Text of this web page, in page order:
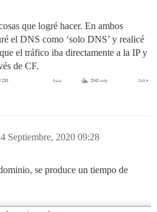
que logré hacer. En ambos
el DNS como ‘solo DNS’ y realicé
el tráfico iba directamente a la IP y
de CF.
Septiembre, 2020 09:28
se produce un tiempo de